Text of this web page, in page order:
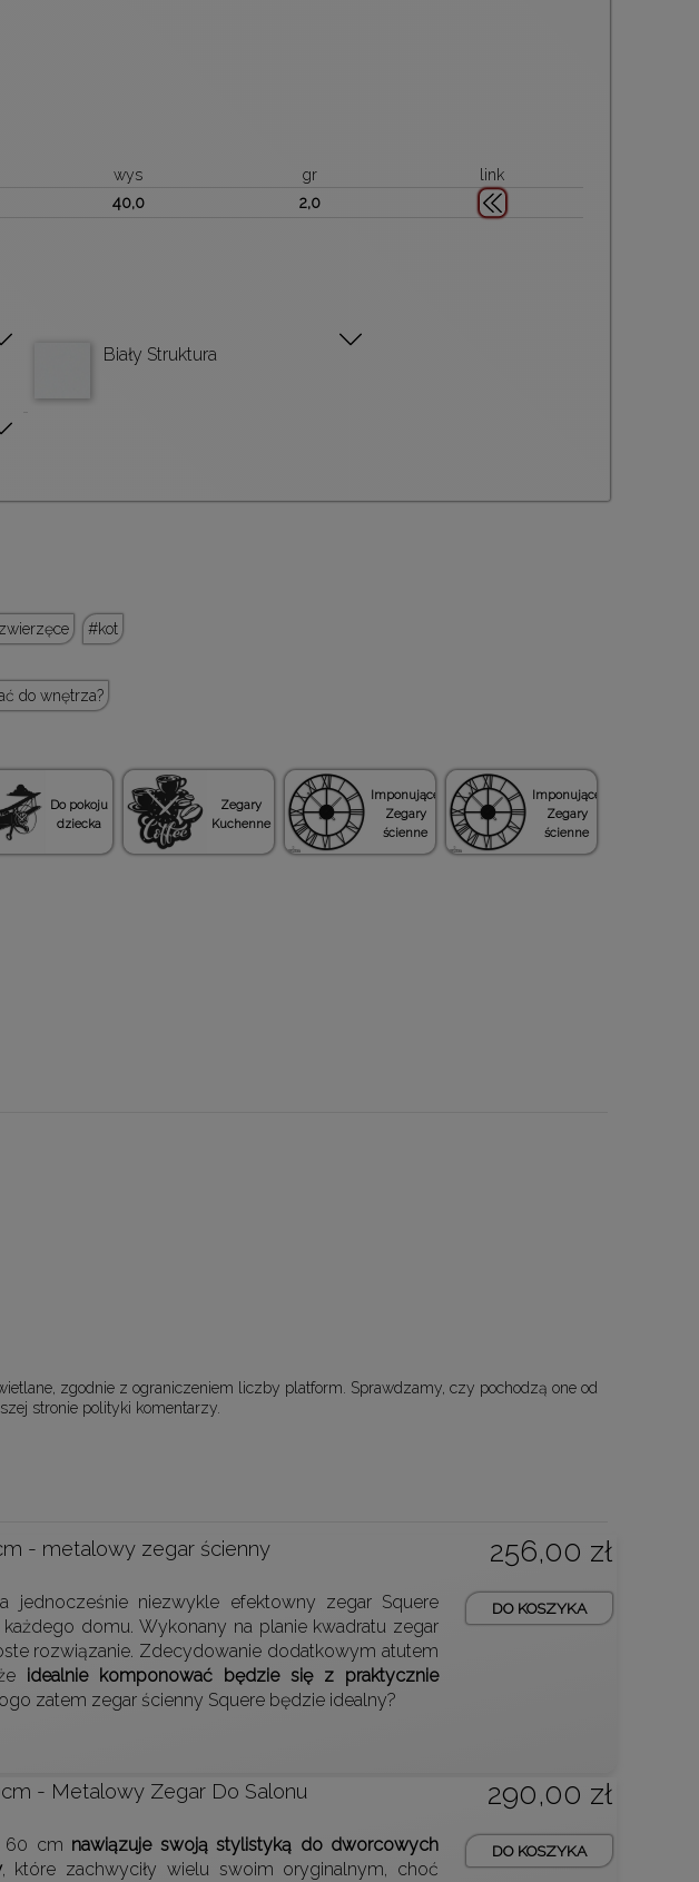
wys gr
link
40,0 2,0
Biały Struktura
kot
do wnętrza?
Do pokoju
dziecka
Zegary
Kuchenne
Imponujące
Zegary
ścienne
Imponujące
Zegary
ścienne
zgodnie z ograniczeniem liczby platform. Sprawdzamy, czy pochodzą one od
stronie polityki komentarzy.
- metalowy zegar ścienny
jednocześnie niezwykle efektowny zegar Squere
domu. Wykonany na planie kwadratu zegar
rozwiązanie. Zdecydowanie dodatkowym atutem
idealnie komponować będzie się z praktycznie
zatem zegar ścienny Squere będzie idealny?
256,00 zł
DO KOSZYKA
- Metalowy Zegar Do Salonu
60 cm nawiązuje swoją stylistyką do dworcowych
, które zachwyciły wielu swoim oryginalnym, choć
290,00 zł
DO KOSZYKA